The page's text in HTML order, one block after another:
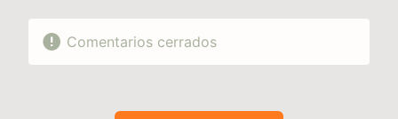
Comentarios cerrados